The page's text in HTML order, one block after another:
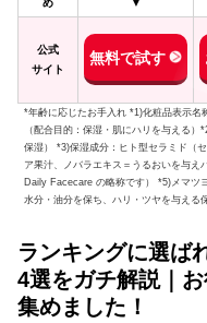
公式
サイト
無料で試す
*年齢に応じたお手入れ *1)化粧品表示名
（配合目的：保湿・肌にハリを与える
保湿） *3)保湿成分：ヒト型セラミド（
ア果汁、ノバラエキス＝うるおいを与え
Daily Facecare の略称です） *5)メマツ
水分・油分を保ち、ハリ・ツヤを与える
ランキングに選ば
4選をガチ解説｜
集めました！